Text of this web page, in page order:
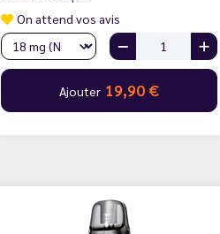
On attend vos avis
Ajouter 19,90 €